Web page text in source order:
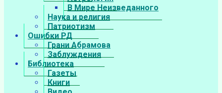
В Мире Неизведанного
Наука и религия
Патриотизм
Ошибки РД
Грани Абрамова
Заблуждения
Библиотека
Газеты
Книги